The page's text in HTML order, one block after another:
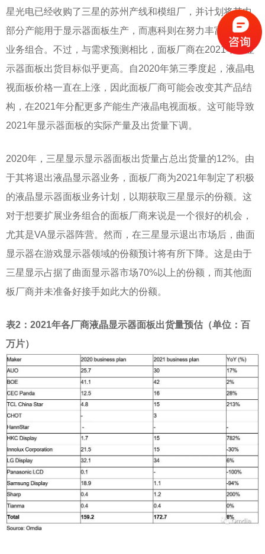
星光电已经收购了三星的苏州产线和模组厂，并计划将其中
部分产能用于显示器面板生产，而惠科则在努力丰富其面板
业务组合。不过，与需求预测相比，面板厂商在2021年的显
示器面板出货目标似乎更高。自2020年第三季度起，液晶电
视面板价格一直在上涨，因此面板厂商可能会改变其产品结
构，在2021年分配更多产能生产液晶电视面板。这可能导致
2021年显示器面板的实际产量及出货量下调。
2020年，三星显示显示器面板出货量占总出货量的12%。由
于其将退出液晶显示器业务，面板厂商为2021年制定了积极
的液晶显示器面板业务计划，以期获取三星显示的份额。这
对于想要扩展业务组合的面板厂商来说是一个很好的机会，
尤其是VA显示器阵营。然而，在三星显示退出市场后，曲面
显示器在游戏显示器领域的份额预计将有所下降。这是由于
三星显示占据了曲面显示器市场70%以上的份额，而其他面
板厂商并未准备好接手如此大的份额。
表2：2021年各厂商液晶显示器面板出货量预估（单位：百
万片）